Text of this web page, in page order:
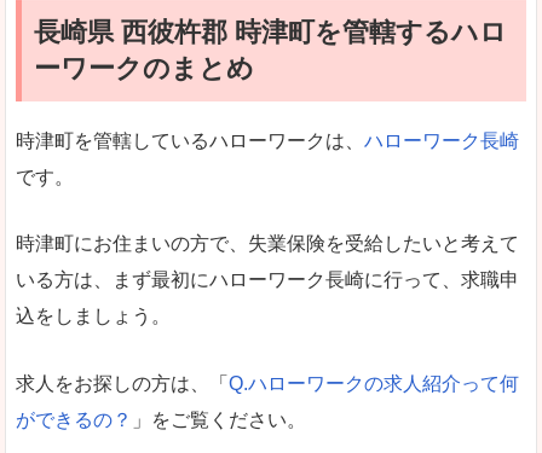
長崎県 西彼杵郡 時津町を管轄するハロ
ーワークのまとめ
時津町を管轄しているハローワークは、 ハローワーク長崎
です。
時津町にお住まいの方で、失業保険を受給したいと考えて
いる方は、まず最初にハローワーク長崎に行って、求職申
込をしましょう。
求人をお探しの方は、「 Q.ハローワークの求人紹介って何
ができるの？ 」をご覧ください。